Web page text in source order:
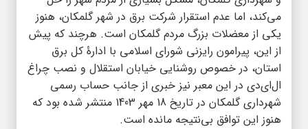
می‌کند، اما عدم استقرار شرکت برق در شهر گلمکان، هنوز
یکی از معضلات بزرگ مردم گلمکان است. هرچند که پیش
از این، پیرامون رایزنی شورای اسلامی با ادارۀ کل برق
استان، در خصوص روشنایی خیابان استقلال و نصب چراغ
ال‌ای‌دی در این معبر نیز خبری از جانب حساب رسمی
شهرداری گلمکان در تاریخ 18 مهر 1403 منتشر شده بود که
هنوز این توافق بی‌نتیجه مانده است.